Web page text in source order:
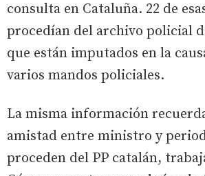
consulta en Cataluña. 22 de
procedían del archivo policial
que están imputados en la
varios mandos policiales.
La misma información
amistad entre ministro y
proceden del PP catalán,